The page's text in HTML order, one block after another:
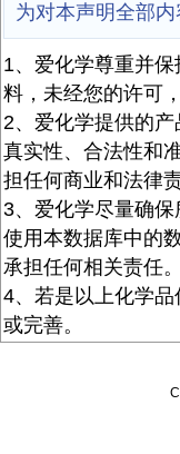
为对本声明全部内
1、爱化学尊重并
料，未经您的许可
2、爱化学提供的
真实性、合法性和
担任何商业和法律责
3、爱化学尽量确
使用本数据库中的
承担任何相关责任。
4、若是以上化学
或完善。